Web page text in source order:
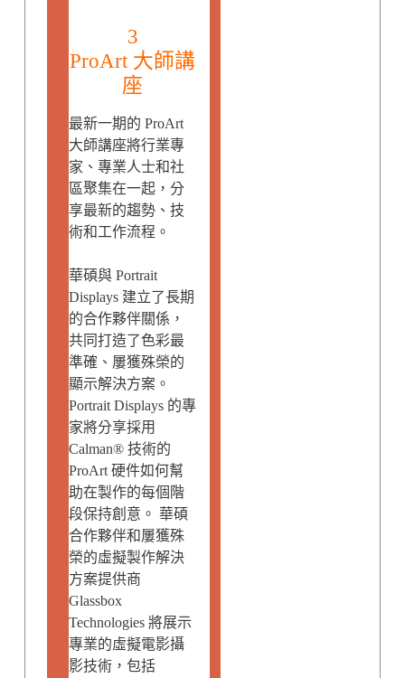
3
ProArt 大師講
座
最新一期的 ProArt
大師講座將行業專
家、專業人士和社
區聚集在一起，分
享最新的趨勢、技
術和工作流程。
華碩與 Portrait
Displays 建立了長期
的合作夥伴關係，
共同打造了色彩最
準確、屢獲殊榮的
顯示解決方案。
Portrait Displays 的專
家將分享採用
Calman® 技術的
ProArt 硬件如何幫
助在製作的每個階
段保持創意。 華碩
合作夥伴和屢獲殊
榮的虛擬製作解決
方案提供商
Glassbox
Technologies 將展示
專業的虛擬電影攝
影技術，包括